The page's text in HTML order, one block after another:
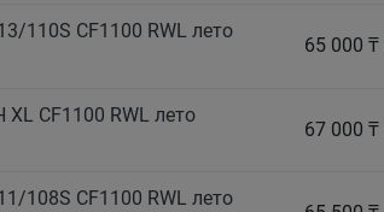
110S CF1100 RWL лето
65 000 ₸
CF1100 RWL лето
67 000 ₸
108S CF1100 RWL лето